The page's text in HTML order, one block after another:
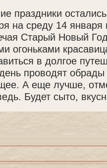
праздники
на среду 14
Старый Новый
огоньками
в долгое
проводят
А еще лучше,
Будет сыто,